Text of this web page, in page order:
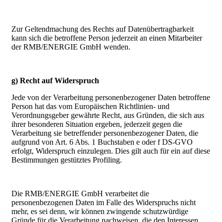
Zur Geltendmachung des Rechts auf Datenübertragbarkeit
kann sich die betroffene Person jederzeit an einen Mitarbeiter
der RMB/ENERGIE GmbH wenden.
g) Recht auf Widerspruch
Jede von der Verarbeitung personenbezogener Daten betroffene
Person hat das vom Europäischen Richtlinien- und
Verordnungsgeber gewährte Recht, aus Gründen, die sich aus
ihrer besonderen Situation ergeben, jederzeit gegen die
Verarbeitung sie betreffender personenbezogener Daten, die
aufgrund von Art. 6 Abs. 1 Buchstaben e oder f DS-GVO
erfolgt, Widerspruch einzulegen. Dies gilt auch für ein auf diese
Bestimmungen gestütztes Profiling.
Die RMB/ENERGIE GmbH verarbeitet die
personenbezogenen Daten im Falle des Widerspruchs nicht
mehr, es sei denn, wir können zwingende schutzwürdige
Gründe für die Verarbeitung nachweisen, die den Interessen,